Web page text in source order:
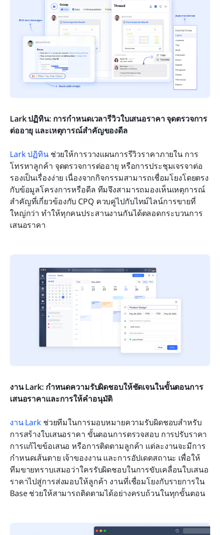
Lark ปฏิทิน: การกำหนดเวลารีวิวใบเสนอราคา จุดตรวจการ
ต่ออายุ และเหตุการณ์สำคัญของดีล
Lark ปฏิทิน ช่วยให้การวางแผนการรีวิวราคาภายใน การ
โทรหาลูกค้า จุดตรวจการต่ออายุ หรือการประชุมเจรจาต่อ
รองเป็นเรื่องง่าย เนื่องจากกิจกรรมสามารถเชื่อมโยงโดยตรง
กับข้อมูลโครงการหรือดีล ทีมจึงสามารถมองเห็นเหตุการณ์
สำคัญที่เกี่ยวข้องกับ CPQ ควบคู่ไปกับไทม์ไลน์การขายที่
ใหญ่กว่า ทำให้ทุกคนประสานงานกันได้ตลอดกระบวนการ
เสนอราคา
งาน Lark: กำหนดความรับผิดชอบให้ชัดเจนในขั้นตอนการ
เสนอราคาและการให้คำอนุมัติ
งาน Lark ช่วยทีมในการมอบหมายความรับผิดชอบสำหรับ
การสร้างใบเสนอราคา ขั้นตอนการตรวจสอบ การปรับราคา
การแก้ไขข้อเสนอ หรือการติดตามลูกค้า แต่ละงานจะมีการ
กำหนดเส้นตาย เจ้าของงาน และการอัปเดตสถานะ เพื่อให้
ทีมขายทราบเสมอว่าใครรับผิดชอบในการขับเคลื่อนใบเสนอ
ราคาไปสู่การส่งมอบให้ลูกค้า งานที่เชื่อมโยงกับรายการใน
Base ช่วยให้สามารถติดตามได้อย่างครบถ้วนในทุกขั้นตอน